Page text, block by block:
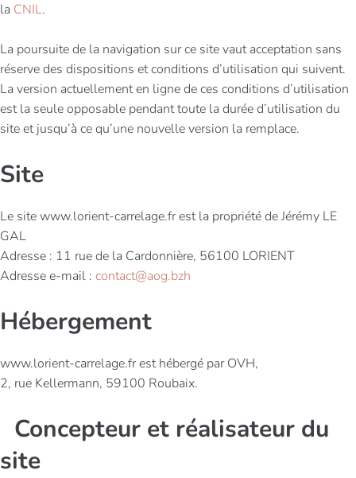
la CNIL.
La poursuite de la navigation sur ce site vaut acceptation sans
réserve des dispositions et conditions d’utilisation qui suivent.
La version actuellement en ligne de ces conditions d’utilisation
est la seule opposable pendant toute la durée d’utilisation du
site et jusqu’à ce qu’une nouvelle version la remplace.
Site
Le site www.lorient-carrelage.fr est la propriété de Jérémy LE
GAL
Adresse : 11 rue de la Cardonnière, 56100 LORIENT
Adresse e-mail : contact@aog.bzh
Hébergement
www.lorient-carrelage.fr est hébergé par OVH,
2, rue Kellermann, 59100 Roubaix.
Concepteur et réalisateur du
site